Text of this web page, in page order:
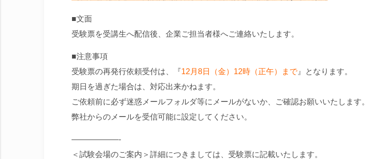
■文面
受験票を受講生へ配信後、企業ご担当者様へご連絡いたします。
■注意事項
受験票の再発行依頼受付は、『12月8日（金）12時（正午）まで』となります。
期日を過ぎた場合は、対応出来かねます。
ご依頼前に必ず迷惑メールフォルダ等にメールがないか、ご確認お願いいたします。
弊社からのメールを受信可能に設定してください。
——————-
＜試験会場のご案内＞詳細につきましては、受験票に記載いたします。